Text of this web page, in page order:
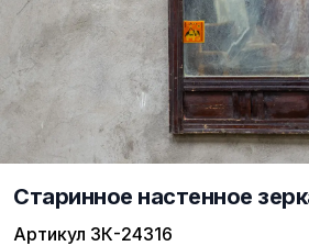
Старинное настенное
Артикул ЗК-24316